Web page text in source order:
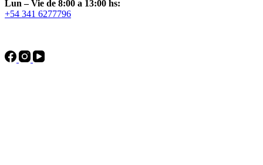
Lun – Vie de 8:00 a 13:00 hs:
+54 341 6277796